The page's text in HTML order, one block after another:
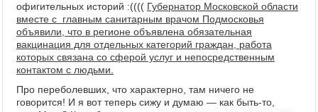
офигительных историй :(((( Губернатор Московской области
вместе с главным санитарным врачом Подмосковья
объявили, что в регионе объявлена обязательная
вакцинация для отдельных категорий граждан, работа
которых связана со сферой услуг и непосредственным
контактом с людьми.
Про переболевших, что характерно, там ничего не
говорится! И я вот теперь сижу и думаю — как быть-то,